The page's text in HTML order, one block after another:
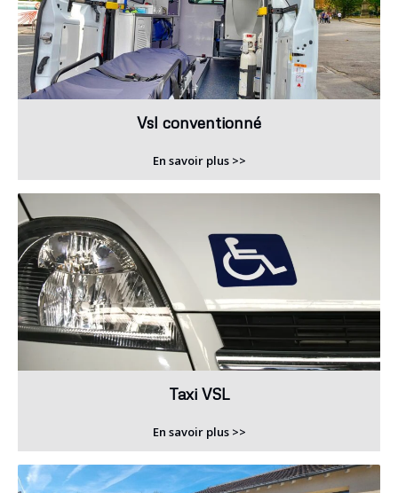
Vsl conventionné
En savoir plus >>
Taxi VSL
En savoir plus >>